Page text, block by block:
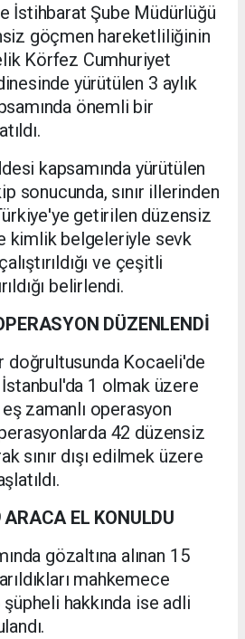
İstihbarat Şube Müdürlüğü
göçmen hareketliliğinin
Körfez Cumhuriyet
yürütülen 3 aylık
önemli bir
kapsamında yürütülen
sonucunda, sınır illerinden
getirilen düzensiz
kimlik belgeleriyle sevk
ve çeşitli
belirlendi.
DÜZENLENDİ
doğrultusunda Kocaeli'de
1 olmak üzere
zamanlı operasyon
42 düzensiz
sınır dışı edilmek üzere
EL KONULDU
gözaltına alınan 15
mahkemece
hakkında ise adli